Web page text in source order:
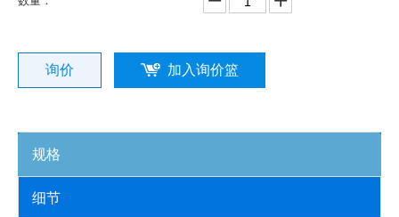
询价 加入询价篮
规格
细节